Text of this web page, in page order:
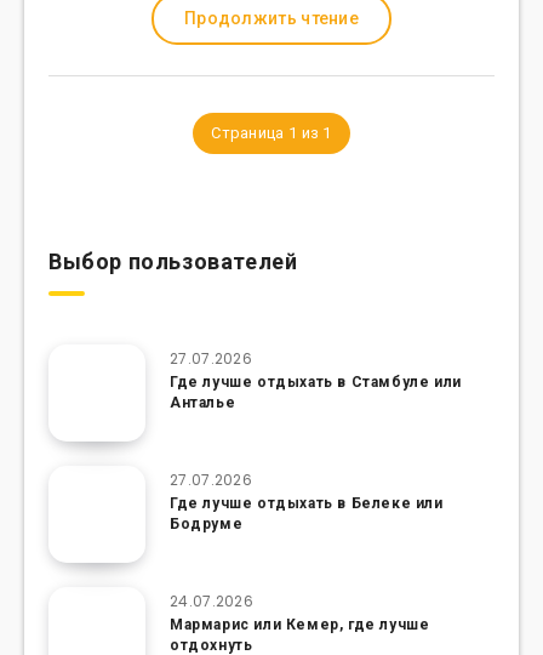
Продолжить чтение
Страница 1 из 1
Выбор пользователей
27.07.2026
Где лучше отдыхать в Стамбуле или
Анталье
27.07.2026
Где лучше отдыхать в Белеке или
Бодруме
24.07.2026
Мармарис или Кемер, где лучше
отдохнуть